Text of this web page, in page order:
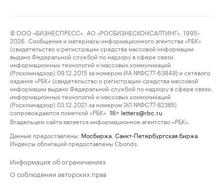
© ООО «БИЗНЕСПРЕСС», АО «РОСБИЗНЕСКОНСАЛТИНГ», 1995–
2026. Сообщения и материалы информационного агентства «РБК»
(свидетельство о регистрации средства массовой информации
выдано Федеральной службой по надзору в сфере связи,
информационных технологий и массовых коммуникаций
(Роскомнадзор) 09.12.2015 за номером ИА №ФС77-63848) и сетевого
издания «РБК» (свидетельство о регистрации средства массовой
информации выдано Федеральной службой по надзору в сфере связи,
информационных технологий и массовых коммуникаций
(Роскомнадзор) 03.12.2021 за номером ЭЛ №ФС77-82385)
сопровождаются пометкой «РБК».
18+ letters@rbc.ru
Владельцем сайта является информационное агентство «РБК».
Данные предоставлены: Мосбиржа Санкт-Петербургская биржа
Индексы облигаций предоставлены Cbonds.
Информация об ограничениях
О соблюдении авторских прав